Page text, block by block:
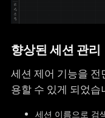
향상된 세션 관리
세션 제어 기능을 전
용할 수 있게 되었습
세션 이름으로 검